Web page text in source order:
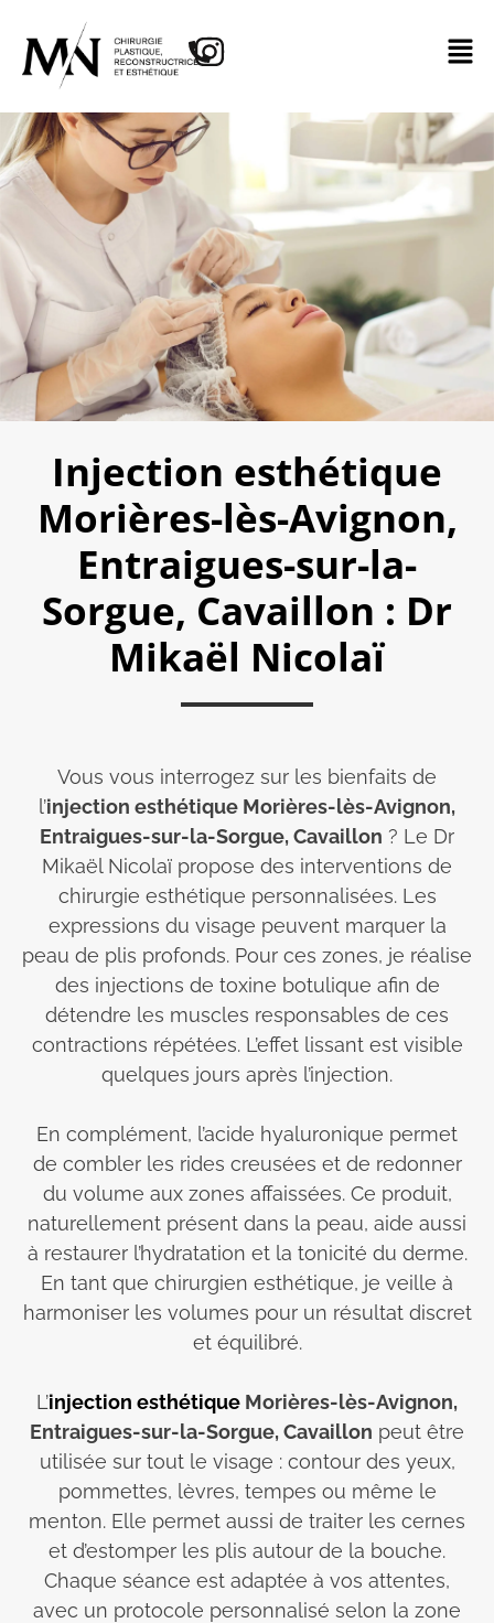
Injection esthétique
Morières-lès-Avignon,
Entraigues-sur-la-
Sorgue, Cavaillon : Dr
Mikaël Nicolaï
Vous vous interrogez sur les bienfaits de
l’injection esthétique Morières-lès-Avignon,
Entraigues-sur-la-Sorgue, Cavaillon ? Le Dr
Mikaël Nicolaï propose des interventions de
chirurgie esthétique personnalisées. Les
expressions du visage peuvent marquer la
peau de plis profonds. Pour ces zones, je réalise
des injections de toxine botulique afin de
détendre les muscles responsables de ces
contractions répétées. L’effet lissant est visible
quelques jours après l’injection.
En complément, l’acide hyaluronique permet
de combler les rides creusées et de redonner
du volume aux zones affaissées. Ce produit,
naturellement présent dans la peau, aide aussi
à restaurer l’hydratation et la tonicité du derme.
En tant que chirurgien esthétique, je veille à
harmoniser les volumes pour un résultat discret
et équilibré.
L’injection esthétique Morières-lès-Avignon,
Entraigues-sur-la-Sorgue, Cavaillon peut être
utilisée sur tout le visage : contour des yeux,
pommettes, lèvres, tempes ou même le
menton. Elle permet aussi de traiter les cernes
et d’estomper les plis autour de la bouche.
Chaque séance est adaptée à vos attentes,
avec un protocole personnalisé selon la zone